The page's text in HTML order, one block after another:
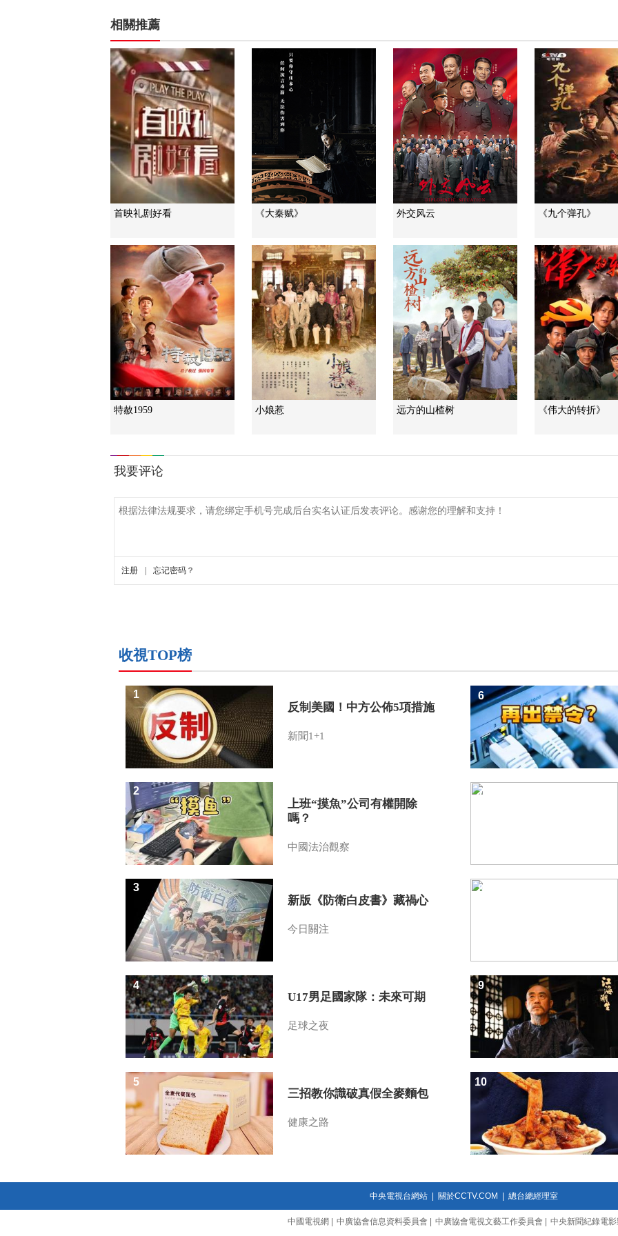
相關推薦
首映礼剧好看 《大秦赋》 外交风云 《九个弹孔》
特赦1959 小娘惹 远方的山楂树 《伟大的转折》
收視TOP榜
反制美國！中方公佈5項措施
新聞1+1
1
上班“摸魚”公司有權開除
嗎？
中國法治觀察
2
新版《防衛白皮書》藏禍心
今日關注
3
U17男足國家隊：未來可期
足球之夜
4
三招教你識破真假全麥麵包
健康之路
5
6
7
8
9
10
中央電視台網站| 關於CCTV.COM 總台總經理室
中國電視網 中廣協會信息資料委員會 中廣協會電視文藝工作委員會 中央新聞紀錄電